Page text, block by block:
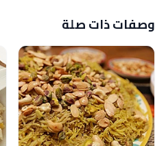
وصفات ذات صلة